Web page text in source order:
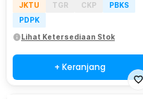
JKTU
TGR CKP
PBKS
PDPK
Lihat Ketersediaan Stok
+ Keranjang